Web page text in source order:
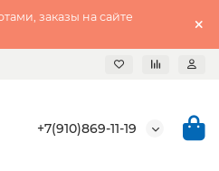
заказы на сайте
+7(910)869-11-19